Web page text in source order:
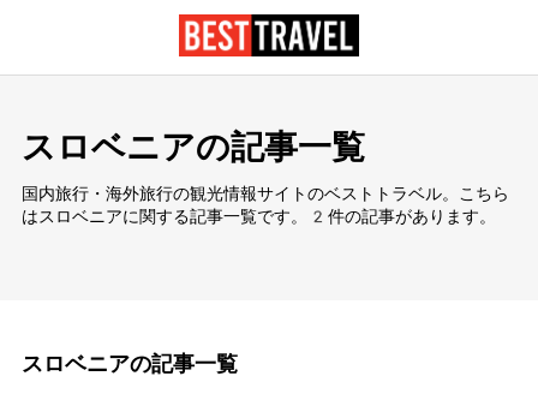
スロベニアの記事一覧
国内旅行・海外旅行の観光情報サイトのベストトラベル。こちら
はスロベニアに関する記事一覧です。2件の記事があります。
スロベニアの記事一覧